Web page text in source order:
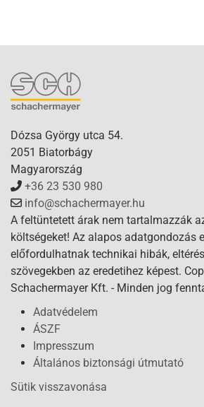
Dózsa György utca 54.
2051 Biatorbágy
Magyarország
+36 23 530 980
info@schachermayer.hu
A feltüntetett árak nem tartalmazzák
költségeket! Az alapos adatgondozás
előfordulhatnak technikai hibák,
szövegekben az eredetihez képest.
Schachermayer Kft. - Minden jog
Adatvédelem
ÁSZF
Impresszum
Általános biztonsági útmutató
Sütik visszavonása